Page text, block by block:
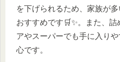
を下げられるため、家族が
おすすめです🛒✨。また、
アやスーパーでも手に入り
心です。